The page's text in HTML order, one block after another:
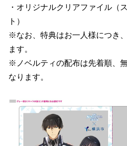
・オリジナルクリアファイル（
ト）
※なお、特典はお一人様につき
ます。
※ノベルティの配布は先着順、
なります。